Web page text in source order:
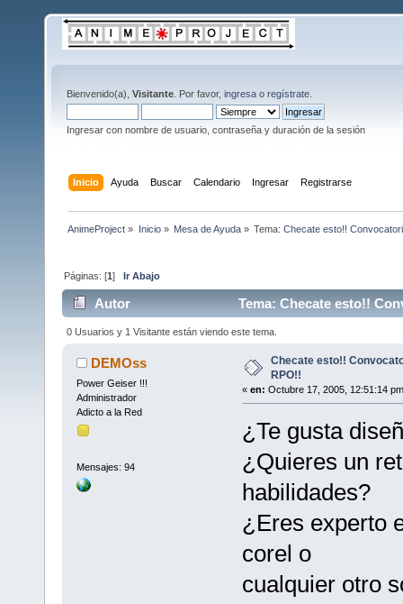
Bienvenido(a), Visitante . Por favor, ingresa o regístrate
Ingresar con nombre de usuario, contraseña y duración de la sesión
Inicio Ayuda Buscar Calendario Ingresar Registrarse
AnimeProject » Inicio» Mesa de Ayuda» Tema:Checate esto!!
Páginas: [1]Ir Abajo
Autor Tema: Checate esto!!
0 Usuarios y 1 Visitante están viendo este tema.
DEMOss
Power Geiser !!!
Administrador
Adicto a la Red
Mensajes: 94
Checate esto!!
RPO!!
« en: Octubre 17, 2005, 12:51:14
¿Te gusta
¿Quieres un
habilidades?
¿Eres experto
corel o
cualquier otro